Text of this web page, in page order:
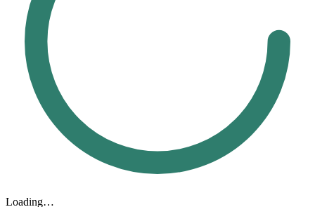
Loading…